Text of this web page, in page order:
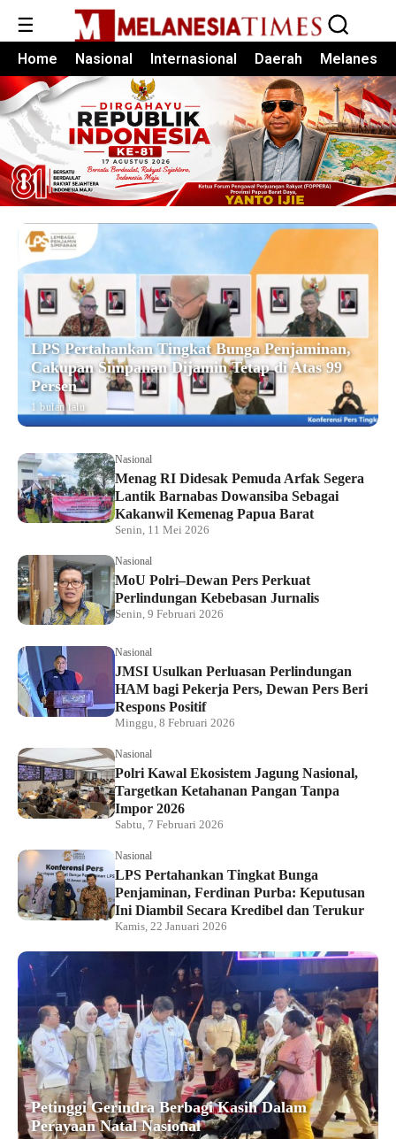
☰
Home Nasional Internasional Daerah Melanesia
LPS Pertahankan Tingkat Bunga Penjaminan,
Cakupan Simpanan Dijamin Tetap di Atas 99
Persen
1 bulan lalu
Nasional
Menag RI Didesak Pemuda Arfak Segera
Lantik Barnabas Dowansiba Sebagai
Kakanwil Kemenag Papua Barat
Senin, 11 Mei 2026
Nasional
MoU Polri–Dewan Pers Perkuat
Perlindungan Kebebasan Jurnalis
Senin, 9 Februari 2026
Nasional
JMSI Usulkan Perluasan Perlindungan
HAM bagi Pekerja Pers, Dewan Pers Beri
Respons Positif
Minggu, 8 Februari 2026
Nasional
Polri Kawal Ekosistem Jagung Nasional,
Targetkan Ketahanan Pangan Tanpa
Impor 2026
Sabtu, 7 Februari 2026
Nasional
LPS Pertahankan Tingkat Bunga
Penjaminan, Ferdinan Purba: Keputusan
Ini Diambil Secara Kredibel dan Terukur
Kamis, 22 Januari 2026
Petinggi Gerindra Berbagi Kasih Dalam
Perayaan Natal Nasional